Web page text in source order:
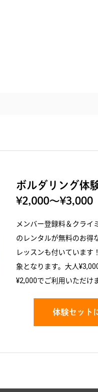
ボルダリング体
¥2,000〜¥3,000
メンバー登録料＆クライ
のレンタルが無料のお得
レッスンも付いています
象となります。大人
¥2,000でご利用いただけ
体験セット